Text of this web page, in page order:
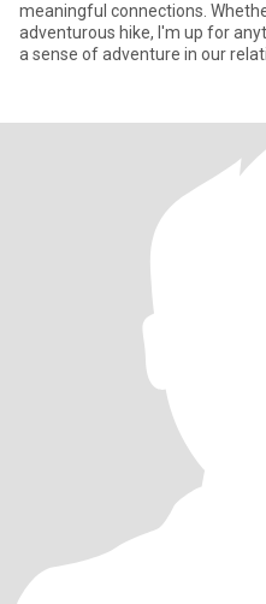
meaningful connections.
adventurous hike, I'm up for
a sense of adventure in our